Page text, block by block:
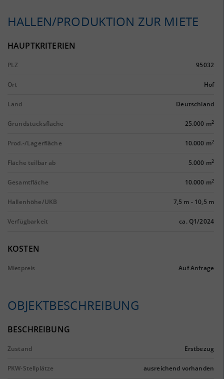
HALLEN/PRODUKTION ZUR MIETE
HAUPTKRITERIEN
PLZ 95032
Ort Hof
Land Deutschland
Grundstücksfläche 25.000 m2
Prod.-/Lagerfläche 10.000 m2
Fläche teilbar ab 5.000 m2
Gesamtfläche 10.000 m2
Hallenhöhe/UKB 7,5 m - 10,5 m
Verfügbarkeit ca. Q1/2024
KOSTEN
Mietpreis Auf Anfrage
OBJEKTBESCHREIBUNG
BESCHREIBUNG
Zustand Erstbezug
PKW-Stellplätze ausreichend vorhanden